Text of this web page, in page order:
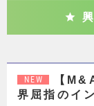
NEW
【
界屈指のイ